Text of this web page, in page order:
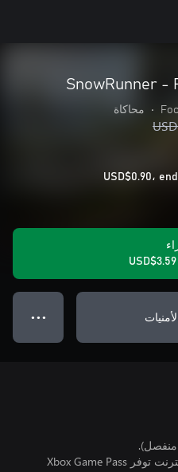
SnowRunner -
• محاكاة
USD$3.59
● ● ●
منفصل).
تتطلب اللعبة متعددة اللاعبين عبر الإنترنت توفر Xbox Game Pass